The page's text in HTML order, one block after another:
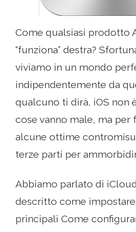
Come qualsiasi prodotto
“funziona” destra?
viviamo in un mondo
indipendentemente da
qualcuno ti dirà, iOS non
cose vanno male, ma per
alcune ottime
terze parti per
Abbiamo parlato di
descritto come
principali Come